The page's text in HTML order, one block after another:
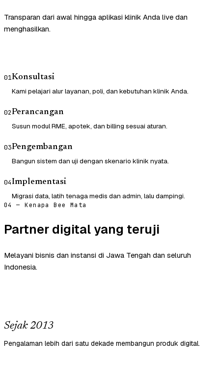
Transparan dari awal hingga aplikasi klinik Anda live dan
menghasilkan.
01Konsultasi
Kami pelajari alur layanan, poli, dan kebutuhan klinik Anda.
02Perancangan
Susun modul RME, apotek, dan billing sesuai aturan.
03Pengembangan
Bangun sistem dan uji dengan skenario klinik nyata.
04Implementasi
Migrasi data, latih tenaga medis dan admin, lalu dampingi.
04 — Kenapa Bee Mata
Partner digital yang teruji
Melayani bisnis dan instansi di Jawa Tengah dan seluruh
Indonesia.
Sejak 2013
Pengalaman lebih dari satu dekade membangun produk digital.